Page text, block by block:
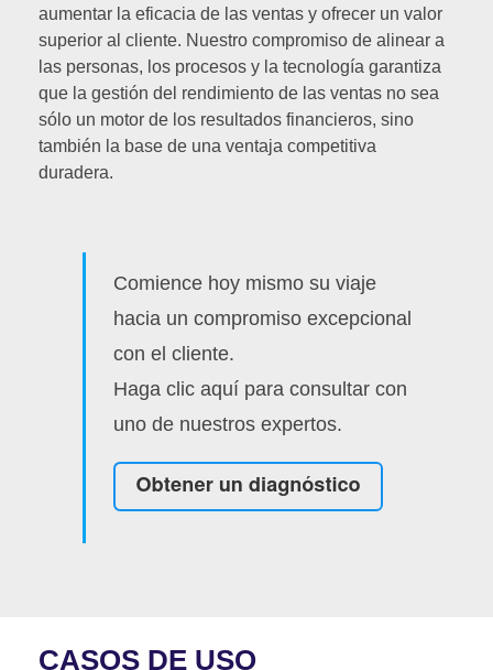
aumentar la eficacia de las ventas y ofrecer un valor
superior al cliente. Nuestro compromiso de alinear a
las personas, los procesos y la tecnología garantiza
que la gestión del rendimiento de las ventas no sea
sólo un motor de los resultados financieros, sino
también la base de una ventaja competitiva
duradera.
Comience hoy mismo su viaje
hacia un compromiso excepcional
con el cliente.
Haga clic aquí para consultar con
uno de nuestros expertos.
CASOS DE USO